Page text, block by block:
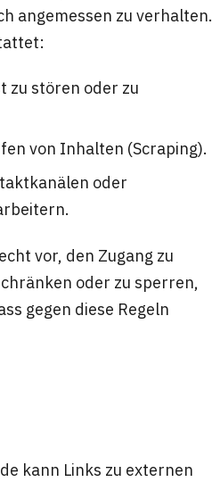
angemessen zu verhalten.
zu stören oder zu
von Inhalten (Scraping).
oder
vor, den Zugang zu
oder zu sperren,
gegen diese Regeln
kann Links zu externen